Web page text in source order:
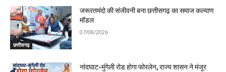
छत्तीसगढ़
जरूरतमंदो की संजीवनी बना छत्तीसगढ़ का समाज कल्याण
मॉडल
07/08/2026
नांदघाट-मुंगेली रोड होगा फोरलेन, राज्य शासन ने मंजूर